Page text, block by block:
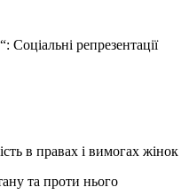
репрезентації
в правах і вимогах жінок
та проти нього